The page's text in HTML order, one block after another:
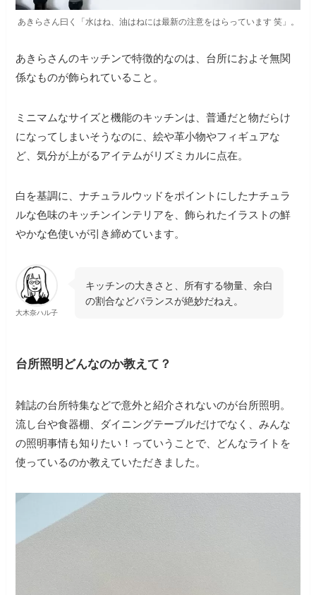
あきらさん曰く「水はね、油はねには最新の注意をはらっています 笑」。
あきらさんのキッチンで特徴的なのは、台所におよそ無関
係なものが飾られていること。
ミニマムなサイズと機能のキッチンは、普通だと物だらけ
になってしまいそうなのに、絵や革小物やフィギュアな
ど、気分が上がるアイテムがリズミカルに点在。
白を基調に、ナチュラルウッドをポイントにしたナチュラ
ルな色味のキッチンインテリアを、飾られたイラストの鮮
やかな色使いが引き締めています。
大木奈ハル子
キッチンの大きさと、所有する物量、余白
の割合などバランスが絶妙だねえ。
台所照明どんなのか教えて？
雑誌の台所特集などで意外と紹介されないのが台所照明。
流し台や食器棚、ダイニングテーブルだけでなく、みんな
の照明事情も知りたい！っていうことで、どんなライトを
使っているのか教えていただきました。